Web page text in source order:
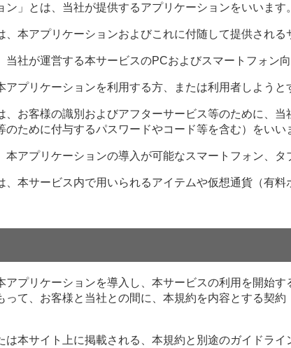
ン」とは、当社が提供するアプリケーションをいいます。
、本アプリケーションおよびこれに付随して提供される
当社が運営する本サービスのPCおよびスマートフォン
アプリケーションを利用する方、または利用者しようと
、お客様の識別およびアフターサービス等のために、
のために付与するパスワードやコード等を含む）をいい
本アプリケーションの導入が可能なスマートフォン、タ
、本サービス内で用いられるアイテムや仮想通貨（有
アプリケーションを導入し、本サービスの利用を開始
って、お客様と当社との間に、本規約を内容とする契
は本サイト上に掲載される、本規約と別途のガイドライ